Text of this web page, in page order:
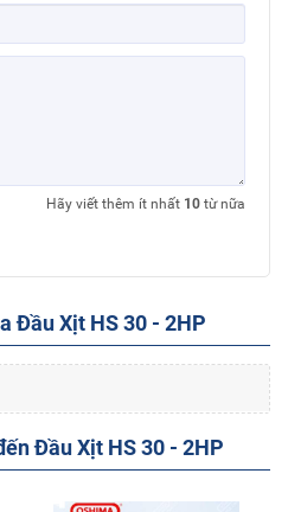
Hãy viết thêm ít nhất 10 từ nữa
Đầu Xịt HS 30 - 2HP
Đầu Xịt HS 30 - 2HP